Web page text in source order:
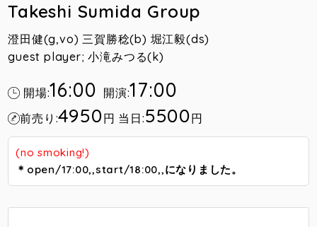
Takeshi Sumida Group
澄田健(g,vo) 三賀勝稔(b) 堀江毅(ds)
guest player; 小滝みつる(k)
開場:16:00 開演:17:00
前売り:4950円 当日:5500円
(no smoking!)
＊open/17:00,,start/18:00,,になりました。